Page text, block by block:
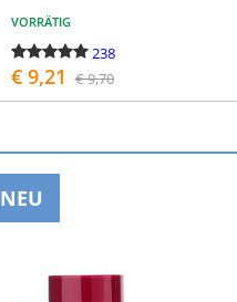
VORRÄTIG
238
€ 9,21 € 9,70
NEU